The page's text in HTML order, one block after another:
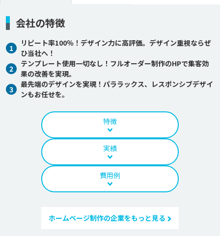
会社の特徴
1
リピート率100％！デザイン力に高評価。デザイン重視ならぜ
ひ当社へ！
2
テンプレート使用一切なし！フルオーダー制作のHPで集客効
果の改善を実現。
3
最先端のデザインを実現！パララックス、レスポンシブデザイ
ンもお任せを。
特徴
実績
費用例
ホームページ制作の企業をもっと見る